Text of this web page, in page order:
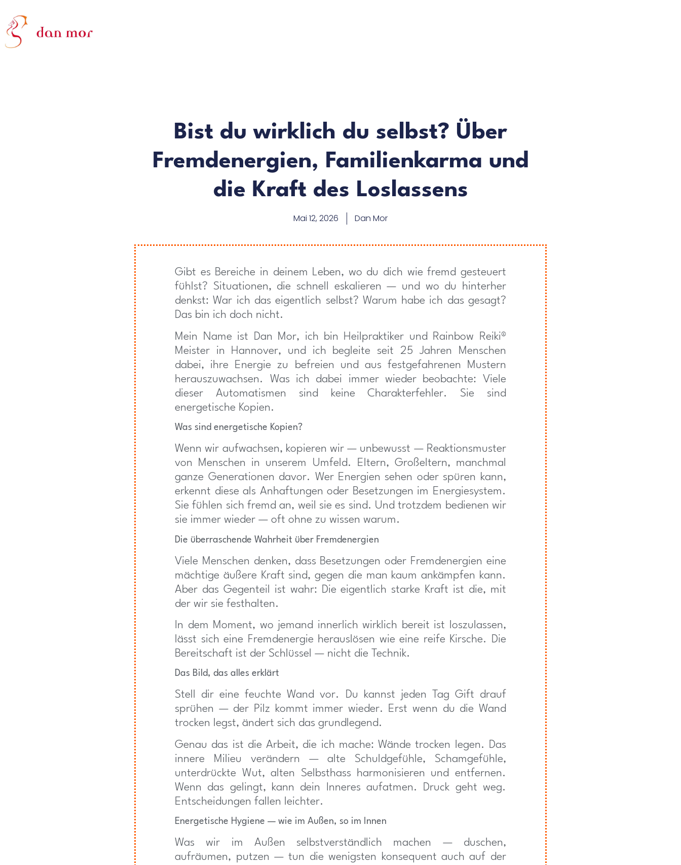
Bist du wirklich du selbst? Über
Fremdenergien, Familienkarma und
die Kraft des Loslassens
Mai 12, 2026 Dan Mor
Gibt es Bereiche in deinem Leben, wo du dich wie fremd gesteuert
fühlst? Situationen, die schnell eskalieren — und wo du hinterher
denkst: War ich das eigentlich selbst? Warum habe ich das gesagt?
Das bin ich doch nicht.
Mein Name ist Dan Mor, ich bin Heilpraktiker und Rainbow Reiki®
Meister in Hannover, und ich begleite seit 25 Jahren Menschen
dabei, ihre Energie zu befreien und aus festgefahrenen Mustern
herauszuwachsen. Was ich dabei immer wieder beobachte: Viele
dieser Automatismen sind keine Charakterfehler. Sie sind
energetische Kopien.
Was sind energetische Kopien?
Wenn wir aufwachsen, kopieren wir — unbewusst — Reaktionsmuster
von Menschen in unserem Umfeld. Eltern, Großeltern, manchmal
ganze Generationen davor. Wer Energien sehen oder spüren kann,
erkennt diese als Anhaftungen oder Besetzungen im Energiesystem.
Sie fühlen sich fremd an, weil sie es sind. Und trotzdem bedienen wir
sie immer wieder — oft ohne zu wissen warum.
Die überraschende Wahrheit über Fremdenergien
Viele Menschen denken, dass Besetzungen oder Fremdenergien eine
mächtige äußere Kraft sind, gegen die man kaum ankämpfen kann.
Aber das Gegenteil ist wahr: Die eigentlich starke Kraft ist die, mit
der wir sie festhalten.
In dem Moment, wo jemand innerlich wirklich bereit ist loszulassen,
lässt sich eine Fremdenergie herauslösen wie eine reife Kirsche. Die
Bereitschaft ist der Schlüssel — nicht die Technik.
Das Bild, das alles erklärt
Stell dir eine feuchte Wand vor. Du kannst jeden Tag Gift drauf
sprühen — der Pilz kommt immer wieder. Erst wenn du die Wand
trocken legst, ändert sich das grundlegend.
Genau das ist die Arbeit, die ich mache: Wände trocken legen. Das
innere Milieu verändern — alte Schuldgefühle, Schamgefühle,
unterdrückte Wut, alten Selbsthass harmonisieren und entfernen.
Wenn das gelingt, kann dein Inneres aufatmen. Druck geht weg.
Entscheidungen fallen leichter.
Energetische Hygiene — wie im Außen, so im Innen
Was wir im Außen selbstverständlich machen — duschen,
aufräumen, putzen — tun die wenigsten konsequent auch auf der